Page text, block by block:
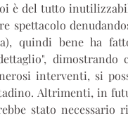
è del tutto
spettacolo
quindi bene ha
dimostrando
interventi, si
Altrimenti, in
stato necessario